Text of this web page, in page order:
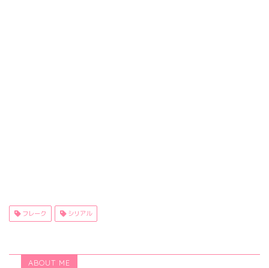
フレーク シリアル
ABOUT ME